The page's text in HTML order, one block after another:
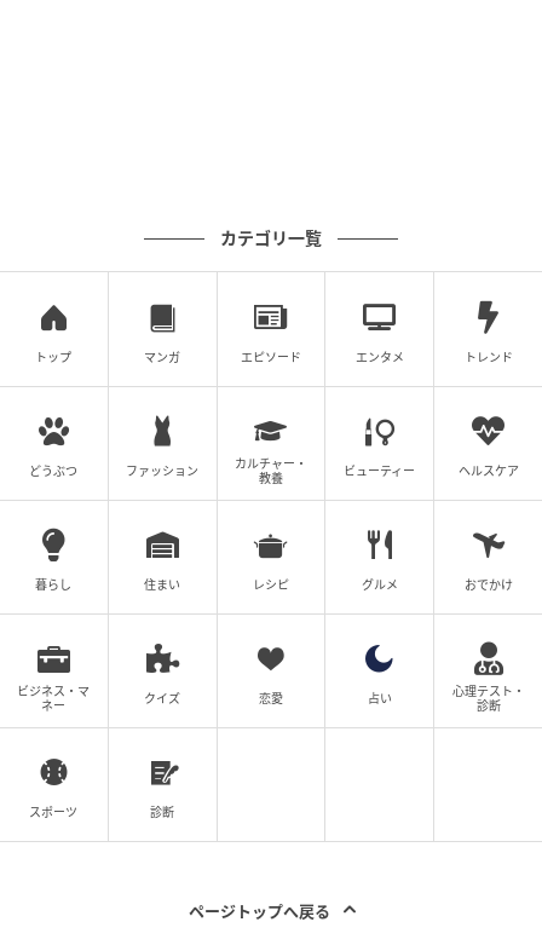
カバーをかぶせて完成
メンテナンスが簡単で、いつまでも清潔な状態で使う
ことができる「石けん長持ちラック」。石けんトレー
にお悩みの人は、ぜひセリアでチェックしてみてくだ
さいね。
カテゴリ一覧
トップ マンガ エピソード エンタメ トレンド
どうぶつ ファッション
カルチャー・
教養
ビューティー ヘルスケア
暮らし 住まい レシピ グルメ おでかけ
ビジネス・マ
ネー
クイズ 恋愛 占い
心理テスト・
診断
スポーツ 診断
ページトップへ戻る